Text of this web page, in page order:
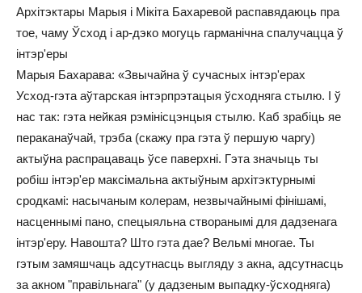
Архітэктары Марыя і Мікіта Бахаревой распавядаюць пра
тое, чаму Ўсход і ар-дэко могуць гарманічна спалучацца ў
інтэр'еры
Марыя Бахарава: «Звычайна ў сучасных інтэр'ерах
Усход-гэта аўтарская інтэрпрэтацыя ўсходняга стылю. І ў
нас так: гэта нейкая рэмінісцэнцыя стылю. Каб зрабіць яе
пераканаўчай, трэба (скажу пра гэта ў першую чаргу)
актыўна распрацаваць ўсе паверхні. Гэта значыць ты
робіш інтэр'ер максімальна актыўным архітэктурнымі
сродкамі: насычаным колерам, незвычайнымі фінішамі,
насценнымі пано, спецыяльна створанымі для дадзенага
інтэр'еру. Навошта? Што гэта дае? Вельмі многае. Ты
гэтым замяшчаць адсутнасць выгляду з акна, адсутнасць
за акном "правільнага" (у дадзеным выпадку-ўсходняга)